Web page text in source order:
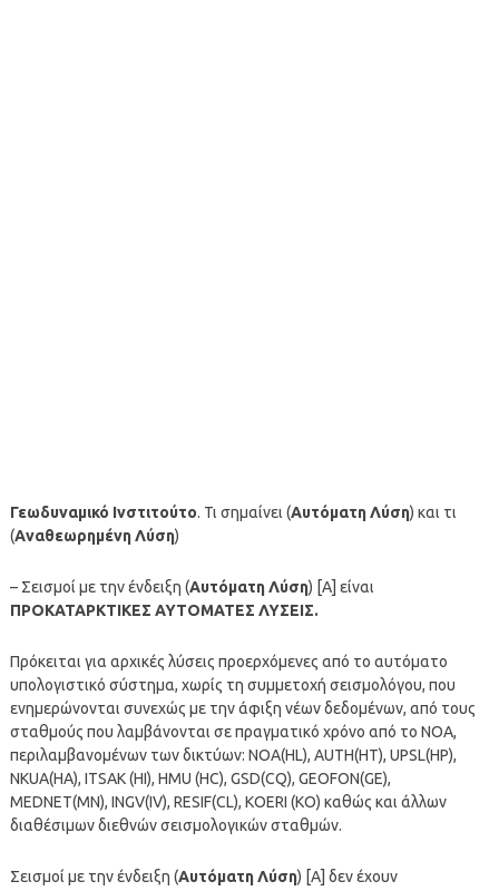
Γεωδυναμικό Ινστιτούτο. Τι σημαίνει (Αυτόματη Λύση) και τι
(Αναθεωρημένη Λύση)
– Σεισμοί με την ένδειξη (Αυτόματη Λύση) [A] είναι
ΠΡΟΚΑΤΑΡΚΤΙΚΕΣ ΑΥΤΟΜΑΤΕΣ ΛΥΣΕΙΣ.
Πρόκειται για αρχικές λύσεις προερχόμενες από το αυτόματο
υπολογιστικό σύστημα, χωρίς τη συμμετοχή σεισμολόγου, που
ενημερώνονται συνεχώς με την άφιξη νέων δεδομένων, από τους
σταθμούς που λαμβάνονται σε πραγματικό χρόνο από το ΝΟΑ,
περιλαμβανομένων των δικτύων: NOA(HL), AUTH(HT), UPSL(HP),
NKUA(HA), ITSAK (HI), HMU (HC), GSD(CQ), GEOFON(GE),
MEDNET(MN), INGV(IV), RESIF(CL), KOERI (KO) καθώς και άλλων
διαθέσιμων διεθνών σεισμολογικών σταθμών.
Σεισμοί με την ένδειξη (Αυτόματη Λύση) [A] δεν έχουν